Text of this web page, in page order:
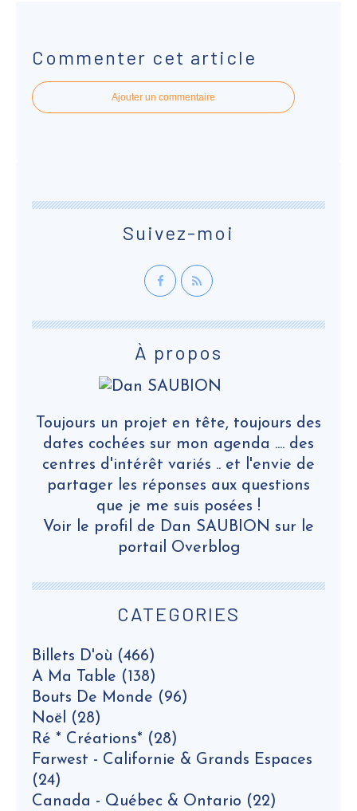
Commenter cet article
Ajouter un commentaire
CATEGORIES
Billets D'où (466)
A Ma Table (138)
Bouts De Monde (96)
Noël (28)
Ré * Créations* (28)
Farwest - Californie & Grands Espaces
(24)
Canada - Québec & Ontario (22)
Suivez-moi
À propos
Toujours un projet en tête, toujours des
dates cochées sur mon agenda .... des
centres d'intérêt variés .. et l'envie de
partager les réponses aux questions
que je me suis posées !
Voir le profil de Dan SAUBION sur le
portail Overblog